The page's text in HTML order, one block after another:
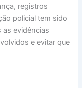
registros
policial tem sido
as evidências
e evitar que